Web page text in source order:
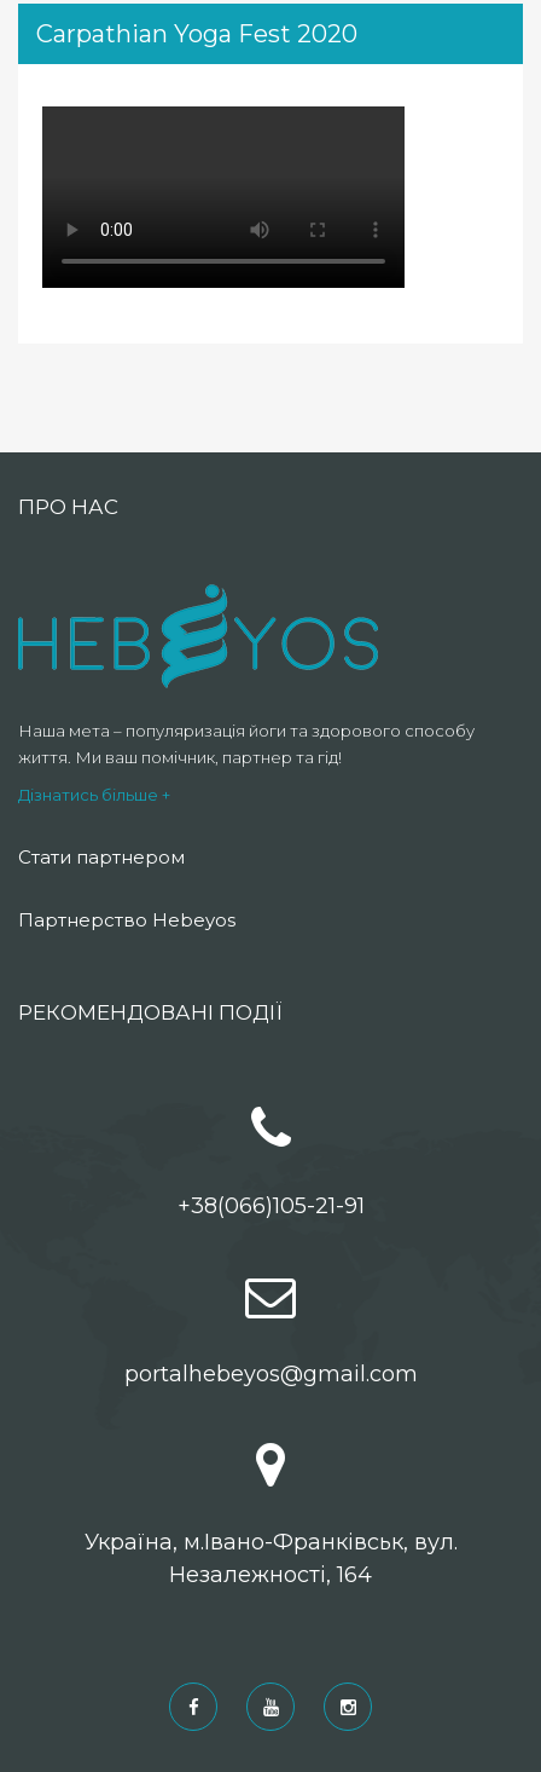
Carpathian Yoga Fest 2020
ПРО НАС
Наша мета – популяризація йоги та здорового способу
життя. Ми ваш помічник, партнер та гід!
Дізнатись більше +
Стати партнером
Партнерство Hebeyos
РЕКОМЕНДОВАНІ ПОДІЇ
+38(066)105-21-91
portalhebeyos@gmail.com
Українa, м.Івано-Франківськ, вул.
Незалежності, 164